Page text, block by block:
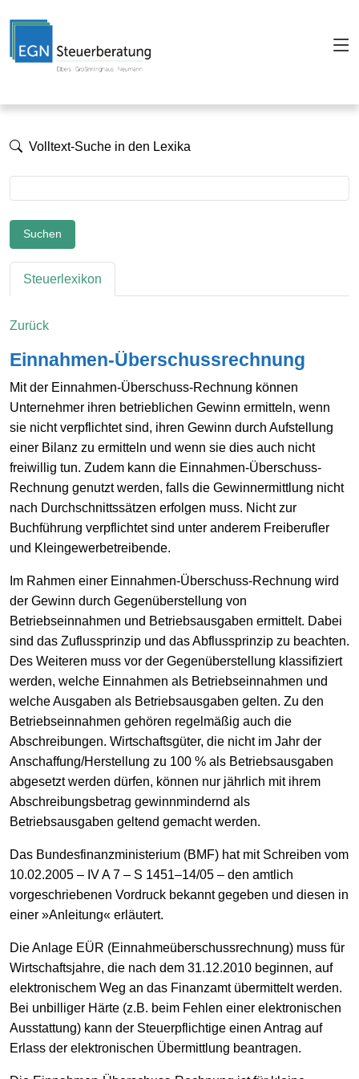
Volltext-Suche in den Lexika
Suchen
Steuerlexikon
Zurück
Einnahmen-Überschussrechnung
Mit der Einnahmen-Überschuss-Rechnung können
Unternehmer ihren betrieblichen Gewinn ermitteln, wenn
sie nicht verpflichtet sind, ihren Gewinn durch Aufstellung
einer Bilanz zu ermitteln und wenn sie dies auch nicht
freiwillig tun. Zudem kann die Einnahmen-Überschuss-
Rechnung genutzt werden, falls die Gewinnermittlung nicht
nach Durchschnittssätzen erfolgen muss. Nicht zur
Buchführung verpflichtet sind unter anderem Freiberufler
und Kleingewerbetreibende.
Im Rahmen einer Einnahmen-Überschuss-Rechnung wird
der Gewinn durch Gegenüberstellung von
Betriebseinnahmen und Betriebsausgaben ermittelt. Dabei
sind das Zuflussprinzip und das Abflussprinzip zu beachten.
Des Weiteren muss vor der Gegenüberstellung klassifiziert
werden, welche Einnahmen als Betriebseinnahmen und
welche Ausgaben als Betriebsausgaben gelten. Zu den
Betriebseinnahmen gehören regelmäßig auch die
Abschreibungen. Wirtschaftsgüter, die nicht im Jahr der
Anschaffung/Herstellung zu 100 % als Betriebsausgaben
abgesetzt werden dürfen, können nur jährlich mit ihrem
Abschreibungsbetrag gewinnmindernd als
Betriebsausgaben geltend gemacht werden.
Das Bundesfinanzministerium (BMF) hat mit Schreiben vom
10.02.2005 – IV A 7 – S 1451–14/05 – den amtlich
vorgeschriebenen Vordruck bekannt gegeben und diesen in
einer »Anleitung« erläutert.
Die Anlage EÜR (Einnahmeüberschussrechnung) muss für
Wirtschaftsjahre, die nach dem 31.12.2010 beginnen, auf
elektronischem Weg an das Finanzamt übermittelt werden.
Bei unbilliger Härte (z.B. beim Fehlen einer elektronischen
Ausstattung) kann der Steuerpflichtige einen Antrag auf
Erlass der elektronischen Übermittlung beantragen.